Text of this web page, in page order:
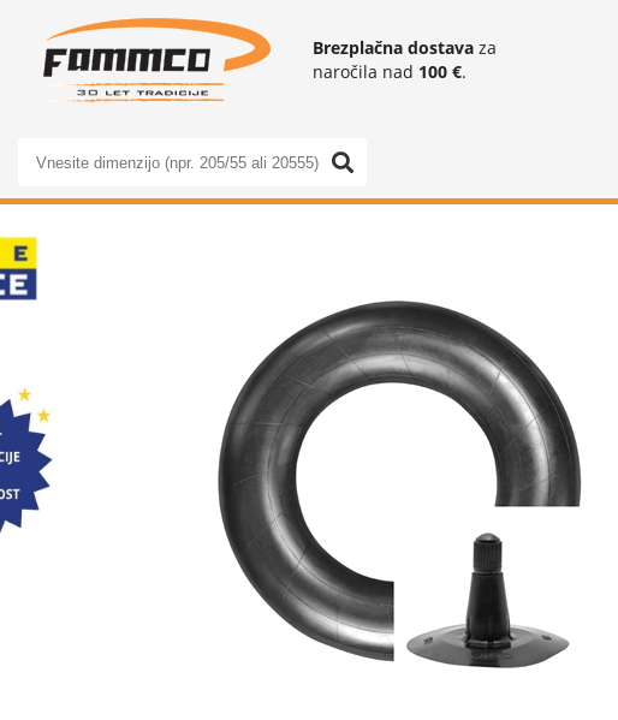
Brezplačna dostava za
naročila nad 100 €.